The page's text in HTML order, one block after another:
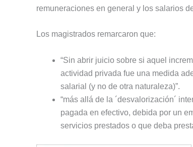
remuneraciones en general y los salarios
Los magistrados remarcaron que:
“Sin abrir juicio sobre si aquel
actividad privada fue una medida
salarial (y no de otra naturaleza)”.
“más allá de la ´desvalorización´
pagada en efectivo, debida por un
servicios prestados o que deba